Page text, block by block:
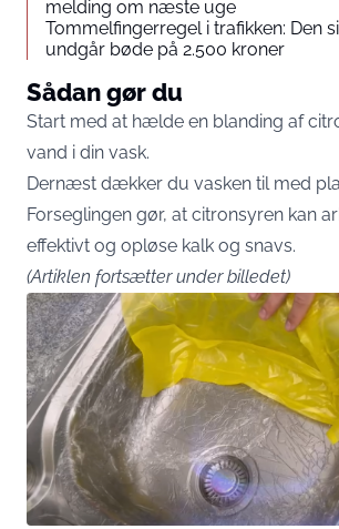
melding om næste uge
Tommelfingerregel i trafikken: Den
undgår bøde på 2.500 kroner
Sådan gør du
Start med at hælde en blanding af
vand i din vask.
Dernæst dækker du vasken til med
Forseglingen gør, at citronsyren kan
effektivt og opløse kalk og snavs.
(Artiklen fortsætter under billedet)